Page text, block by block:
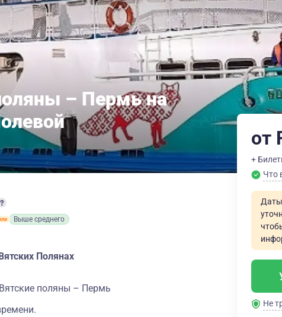
– Пермь на
Выше среднего
Полянах
поляны – Пермь
от
+
Что
Даты
Не